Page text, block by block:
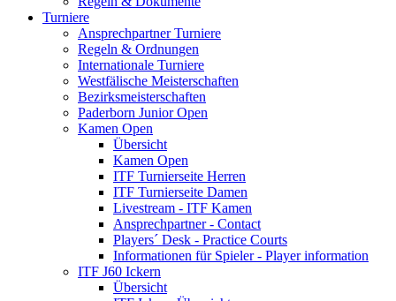
Turniere
Ansprechpartner Turniere
Regeln & Ordnungen
Internationale Turniere
Westfälische Meisterschaften
Bezirksmeisterschaften
Paderborn Junior Open
Kamen Open
Übersicht
Kamen Open
ITF Turnierseite Herren
ITF Turnierseite Damen
Livestream - ITF Kamen
Ansprechpartner - Contact
Players´ Desk - Practice Courts
Informationen für Spieler - Player information
ITF J60 Ickern
Übersicht